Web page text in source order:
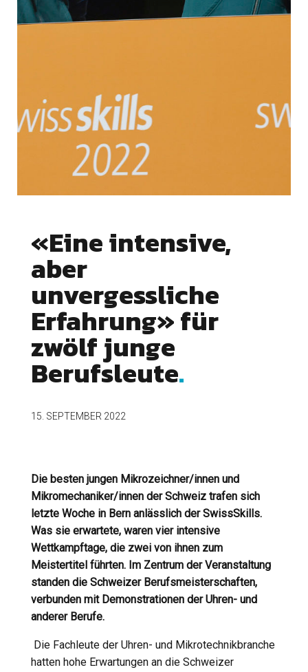
«Eine intensive,
aber
unvergessliche
Erfahrung» für
zwölf junge
Berufsleute
15. SEPTEMBER 2022
Die besten jungen Mikrozeichner/innen und
Mikromechaniker/innen der Schweiz trafen sich
letzte Woche in Bern anlässlich der SwissSkills.
Was sie erwartete, waren vier intensive
Wettkampftage, die zwei von ihnen zum
Meistertitel führten. Im Zentrum der Veranstaltung
standen die Schweizer Berufsmeisterschaften,
verbunden mit Demonstrationen der Uhren- und
anderer Berufe.
Die Fachleute der Uhren- und Mikrotechnikbranche
hatten hohe Erwartungen an die Schweizer